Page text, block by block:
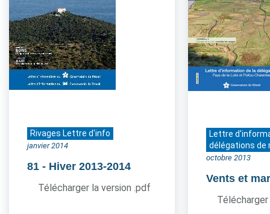
Rivages Lettre d'info
janvier 2014
81 - Hiver 2013-2014
Télécharger la version .pdf
Lettre
délégations de
octobre 2013
Vents et